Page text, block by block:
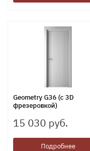
Geometry G36 (с 3D
фрезеровкой)
15 030 руб.
Подробнее